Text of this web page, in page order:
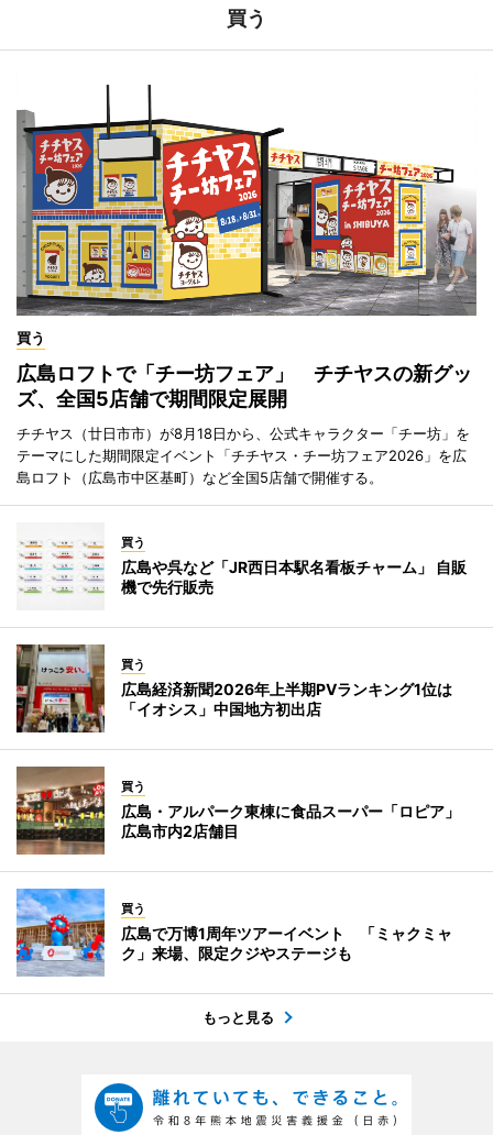
買う
買う
広島ロフトで「チー坊フェア」 チチヤスの新グッ
ズ、全国5店舗で期間限定展開
チチヤス（廿日市市）が8月18日から、公式キャラクター「チー坊」を
テーマにした期間限定イベント「チチヤス・チー坊フェア2026」を広
島ロフト（広島市中区基町）など全国5店舗で開催する。
買う
広島や呉など「JR西日本駅名看板チャーム」 自販
機で先行販売
買う
広島経済新聞2026年上半期PVランキング1位は
「イオシス」中国地方初出店
買う
広島・アルパーク東棟に食品スーパー「ロピア」
広島市内2店舗目
買う
広島で万博1周年ツアーイベント 「ミャクミャ
ク」来場、限定クジやステージも
もっと見る